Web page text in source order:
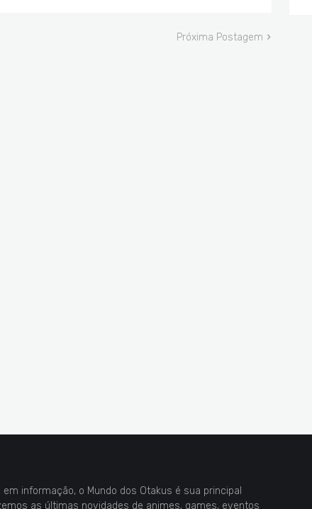
Próxima Postagem
informação, o Mundo dos Otakus é sua principal
as últimas novidades de animes, games, eventos